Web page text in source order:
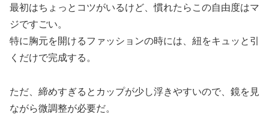
最初はちょっとコツがいるけど、慣れたらこの自由度はマ
ジですごい。
特に胸元を開けるファッションの時には、紐をキュッと引
くだけで完成する。
ただ、締めすぎるとカップが少し浮きやすいので、鏡を見
ながら微調整が必要だ。